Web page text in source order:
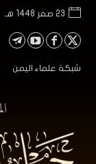
23 صفر 1448 هـ
شبكة علماء اليمن